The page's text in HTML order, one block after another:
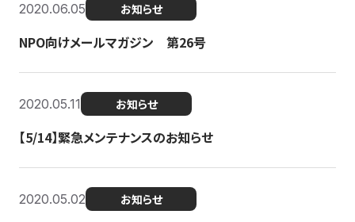
2020.06.05 お知らせ
NPO向けメールマガジン 第26号
2020.05.11 お知らせ
【5/14】緊急メンテナンスのお知らせ
2020.05.02 お知らせ